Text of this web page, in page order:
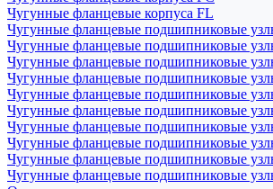
Чугунные фланцевые корпуса FL
Чугунные фланцевые подшипниковые
Чугунные фланцевые подшипниковые
Чугунные фланцевые подшипниковые
Чугунные фланцевые подшипниковые
Чугунные фланцевые подшипниковые
Чугунные фланцевые подшипниковые
Чугунные фланцевые подшипниковые
Чугунные фланцевые подшипниковые
Чугунные фланцевые подшипниковые
Чугунные фланцевые подшипниковые